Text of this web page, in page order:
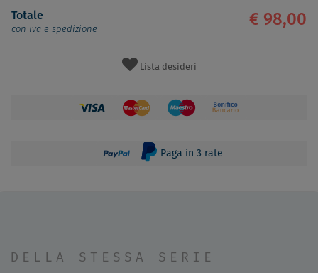
Totale
con Iva e spedizione
€ 98,00
Lista desideri
Paga in 3 rate
DELLA STESSA SERIE